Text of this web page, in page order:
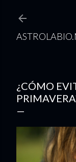
¿CÓMO